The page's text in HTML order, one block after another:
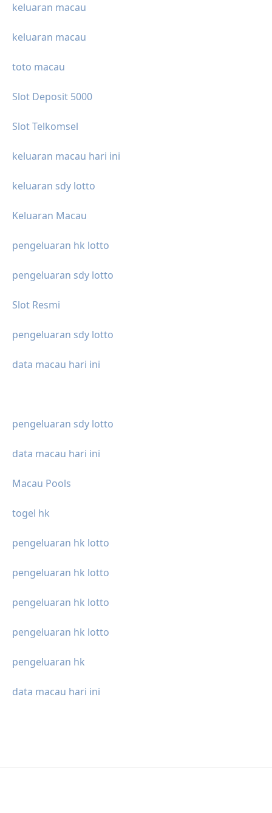
keluaran macau
keluaran macau
toto macau
Slot Deposit 5000
Slot Telkomsel
keluaran macau hari ini
keluaran sdy lotto
Keluaran Macau
pengeluaran hk lotto
pengeluaran sdy lotto
Slot Resmi
pengeluaran sdy lotto
data macau hari ini
pengeluaran sdy lotto
data macau hari ini
Macau Pools
togel hk
pengeluaran hk lotto
pengeluaran hk lotto
pengeluaran hk lotto
pengeluaran hk lotto
pengeluaran hk
data macau hari ini